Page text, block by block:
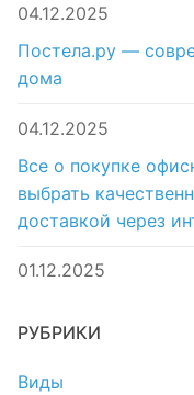
04.12.2025
Постела.ру —
дома
04.12.2025
Все о покупке
выбрать
доставкой через
01.12.2025
РУБРИКИ
Виды